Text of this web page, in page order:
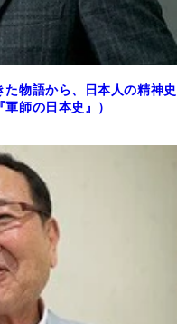
物語から、日本人の精神史
師の日本史』）